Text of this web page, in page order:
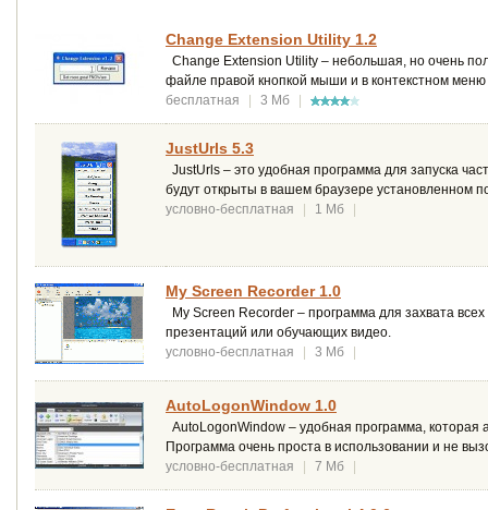
Change Extension Utility 1.2
Change Extension Utility – небольшая, но очень
файле правой кнопкой мыши и в контекстном
бесплатная
| 3 Мб |
JustUrls 5.3
JustUrls – это удобная программа для запуска
будут открыты в вашем браузере установленном
условно-бесплатная
| 1 Мб |
My Screen Recorder 1.0
My Screen Recorder – программа для захвата
презентаций или обучающих видео.
условно-бесплатная
| 3 Мб |
AutoLogonWindow 1.0
AutoLogonWindow – удобная программа, которая
Программа очень проста в использовании и не
условно-бесплатная
| 7 Мб |